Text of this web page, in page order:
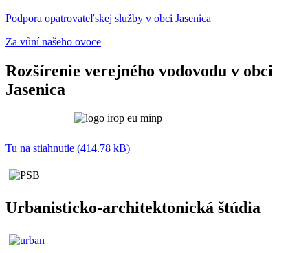
Podpora opatrovateľskej služby v obci Jasenica
Za vůní našeho ovoce
Rozšírenie verejného vodovodu v obci
Jasenica
Tu na stiahnutie (414.78 kB)
Urbanisticko-architektonická štúdia